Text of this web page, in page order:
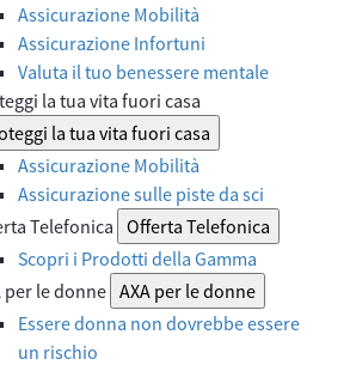
Assicurazione Mobilità
Assicurazione Infortuni
Valuta il tuo benessere mentale
la tua vita fuori casa
la tua vita fuori casa
Assicurazione Mobilità
Assicurazione sulle piste da sci
Telefonica Offerta Telefonica
Scopri i Prodotti della Gamma
per le donne AXA per le donne
Essere donna non dovrebbe essere
un rischio